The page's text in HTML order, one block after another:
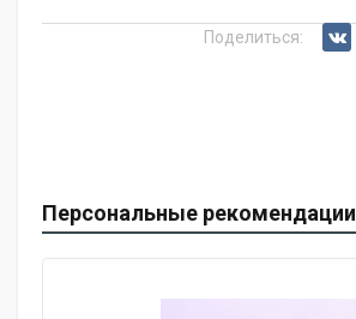
Поделиться:
Персональные рекомендации